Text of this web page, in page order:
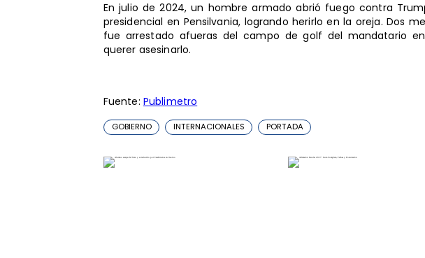
En julio de 2024, un hombre armado abrió fuego contra
presidencial en Pensilvania, logrando herirlo en la oreja. Dos
fue arrestado afueras del campo de golf del mandatario
querer asesinarlo.
Fuente: Publimetro
GOBIERNO INTERNACIONALES PORTADA